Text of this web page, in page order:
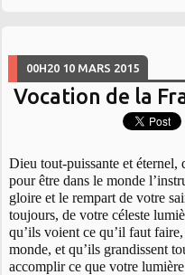
00H20 10 MARS 2015
Vocation de la
Dieu tout-puissante et éternel,
pour être dans le monde
gloire et le rempart de votre
toujours, de votre céleste
qu’ils voient ce qu’il faut
monde, et qu’ils grandissent
accomplir ce que votre